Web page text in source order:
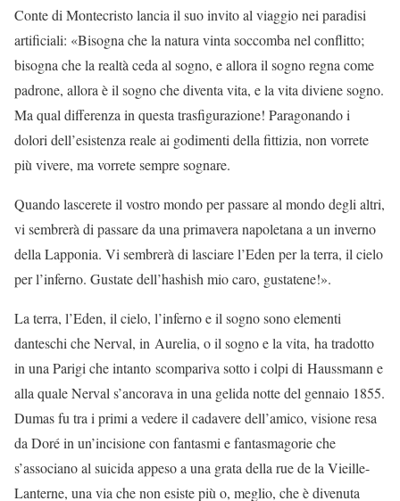
Conte di Montecristo lancia il suo invito al viaggio nei paradisi
artificiali: «Bisogna che la natura vinta soccomba nel conflitto;
bisogna che la realtà ceda al sogno, e allora il sogno regna come
padrone, allora è il sogno che diventa vita, e la vita diviene sogno.
Ma qual differenza in questa trasfigurazione! Paragonando i
dolori dell’esistenza reale ai godimenti della fittizia, non vorrete
più vivere, ma vorrete sempre sognare.
Quando lascerete il vostro mondo per passare al mondo degli altri,
vi sembrerà di passare da una primavera napoletana a un inverno
della Lapponia. Vi sembrerà di lasciare l’Eden per la terra, il cielo
per l’inferno. Gustate dell’hashish mio caro, gustatene!».
La terra, l’Eden, il cielo, l’inferno e il sogno sono elementi
danteschi che Nerval, in Aurelia, o il sogno e la vita, ha tradotto
in una Parigi che intanto scompariva sotto i colpi di Haussmann e
alla quale Nerval s’ancorava in una gelida notte del gennaio 1855.
Dumas fu tra i primi a vedere il cadavere dell’amico, visione resa
da Doré in un’incisione con fantasmi e fantasmagorie che
s’associano al suicida appeso a una grata della rue de la Vieille-
Lanterne, una via che non esiste più o, meglio, che è divenuta